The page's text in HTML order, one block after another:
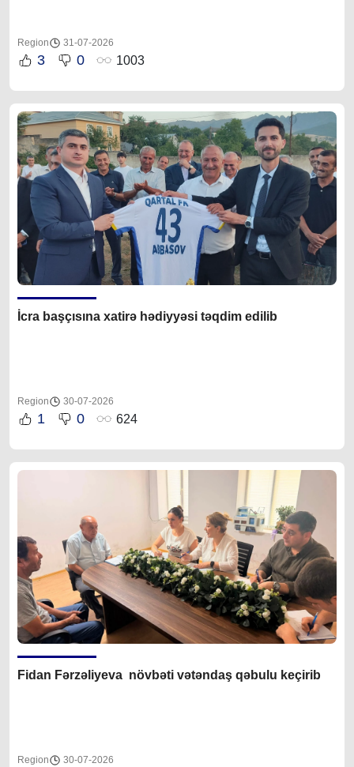
Region 31-07-2026
3 0 1003
İcra başçısına xatirə hədiyyəsi təqdim edilib
Region 30-07-2026
1 0 624
Fidan Fərzəliyeva növbəti vətəndaş qəbulu keçirib
Region 30-07-2026